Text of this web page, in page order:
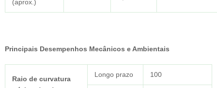
(aprox.)
Principais Desempenhos Mecânicos e Ambientais
Raio de curvatura
Longo prazo 100